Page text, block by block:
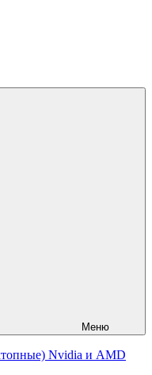
Меню
Nvidia и AMD